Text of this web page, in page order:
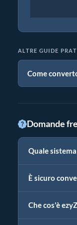
ALTRE GUIDE
Come
Domande
Quale
È sicuro
Che cos'è